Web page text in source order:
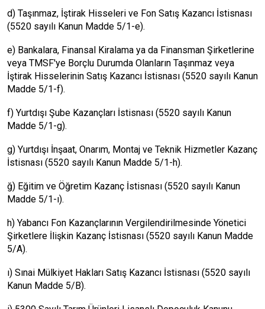
d) Taşınmaz, İştirak Hisseleri ve Fon Satış Kazancı İstisnası
(5520 sayılı Kanun Madde 5/1-e).
e) Bankalara, Finansal Kiralama ya da Finansman Şirketlerine
veya TMSF'ye Borçlu Durumda Olanların Taşınmaz veya
İştirak Hisselerinin Satış Kazancı İstisnası (5520 sayılı Kanun
Madde 5/1-f).
f) Yurtdışı Şube Kazançları İstisnası (5520 sayılı Kanun
Madde 5/1-g).
g) Yurtdışı İnşaat, Onarım, Montaj ve Teknik Hizmetler Kazanç
İstisnası (5520 sayılı Kanun Madde 5/1-h).
ğ) Eğitim ve Öğretim Kazanç İstisnası (5520 sayılı Kanun
Madde 5/1-ı).
h) Yabancı Fon Kazançlarının Vergilendirilmesinde Yönetici
Şirketlere İlişkin Kazanç İstisnası (5520 sayılı Kanun Madde
5/A).
ı) Sınai Mülkiyet Hakları Satış Kazancı İstisnası (5520 sayılı
Kanun Madde 5/B).